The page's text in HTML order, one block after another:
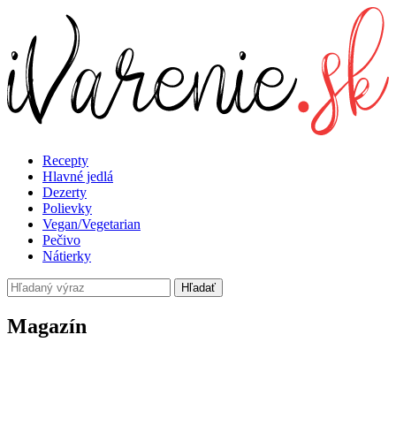
Recepty
Hlavné jedlá
Dezerty
Polievky
Vegan/Vegetarian
Pečivo
Nátierky
Hľadať
Magazín